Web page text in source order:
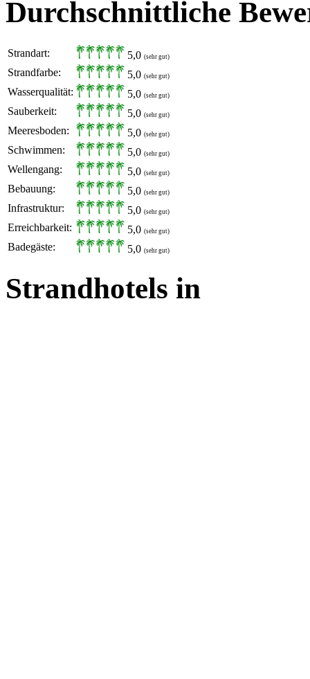
Durchschnittliche
Strandart: 5,0 (sehr gut)
Strandfarbe: 5,0 (sehr gut)
Wasserqualität: 5,0 (sehr gut)
Sauberkeit: 5,0 (sehr gut)
Meeresboden: 5,0 (sehr gut)
Schwimmen: 5,0 (sehr gut)
Wellengang: 5,0 (sehr gut)
Bebauung: 5,0 (sehr gut)
Infrastruktur: 5,0 (sehr gut)
Erreichbarkeit: 5,0 (sehr gut)
Badegäste: 5,0 (sehr gut)
Strandhotels in